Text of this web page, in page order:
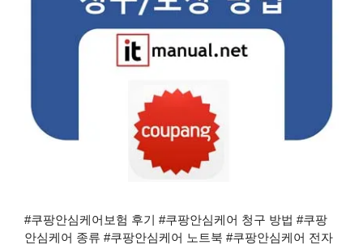
#쿠팡안심케어보험 후기 #쿠팡안심케어 청구 방법 #쿠팡
안심케어 종류 #쿠팡안심케어 노트북 #쿠팡안심케어 전자